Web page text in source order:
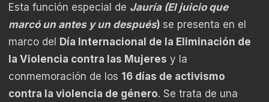
Esta función especial de Jauría (El juicio que
marcó un antes y un después) se presenta en el
marco del Día Internacional de la Eliminación de
la Violencia contra las Mujeres y la
conmemoración de los 16 días de activismo
contra la violencia de género. Se trata de una